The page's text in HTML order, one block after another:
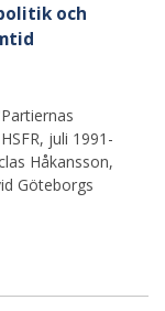
och
juli 1991-
Håkansson,
Göteborgs